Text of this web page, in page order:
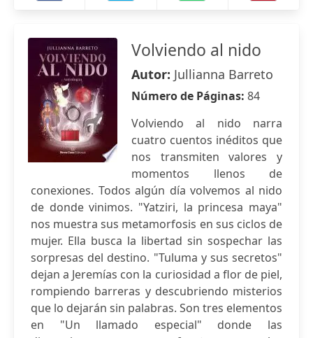
Volviendo al nido
Autor: Jullianna Barreto
Número de Páginas: 84
Volviendo al nido narra
cuatro cuentos inéditos que
nos transmiten valores y
momentos llenos de
conexiones. Todos algún día volvemos al nido
de donde vinimos. "Yatziri, la princesa maya"
nos muestra sus metamorfosis en sus ciclos de
mujer. Ella busca la libertad sin sospechar las
sorpresas del destino. "Tuluma y sus secretos"
dejan a Jeremías con la curiosidad a flor de piel,
rompiendo barreras y descubriendo misterios
que lo dejarán sin palabras. Son tres elementos
en "Un llamado especial" donde las